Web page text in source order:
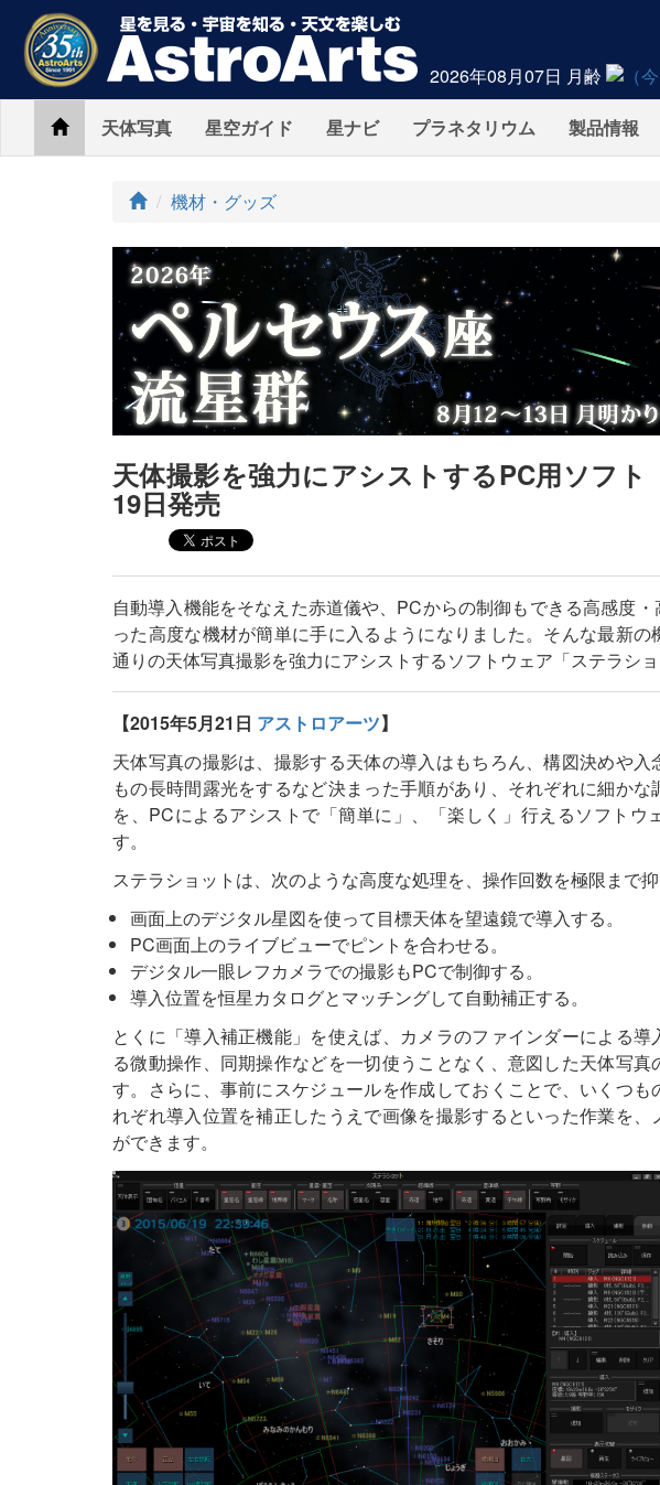
2026年08月07日 月齢
Home天体写真 星空ガイド 星ナビ プラネタリウム 製品情報
ト
プ
機材・グッズ
天体撮影を強力にアシストするPC用ソフト
19日発売
自動導入機能をそなえた赤道儀や、PCからの制御もできる高感度
った高度な機材が簡単に手に入るようになりました。そんな最新
通りの天体写真撮影を強力にアシストするソフトウェア「ステラシ
【2015年5月21日 アストロアーツ】
天体写真の撮影は、撮影する天体の導入はもちろん、構図決めや
もの長時間露光をするなど決まった手順があり、それぞれに細か
を、PCによるアシストで「簡単に」、「楽しく」行えるソフトウ
す。
ステラショットは、次のような高度な処理を、操作回数を極限まで
画面上のデジタル星図を使って目標天体を望遠鏡で導入する。
PC画面上のライブビューでピントを合わせる。
デジタル一眼レフカメラでの撮影もPCで制御する。
導入位置を恒星カタログとマッチングして自動補正する。
とくに「導入補正機能」を使えば、カメラのファインダーによる
る微動操作、同期操作などを一切使うことなく、意図した天体写
す。さらに、事前にスケジュールを作成しておくことで、いくつ
れぞれ導入位置を補正したうえで画像を撮影するといった作業を
ができます。